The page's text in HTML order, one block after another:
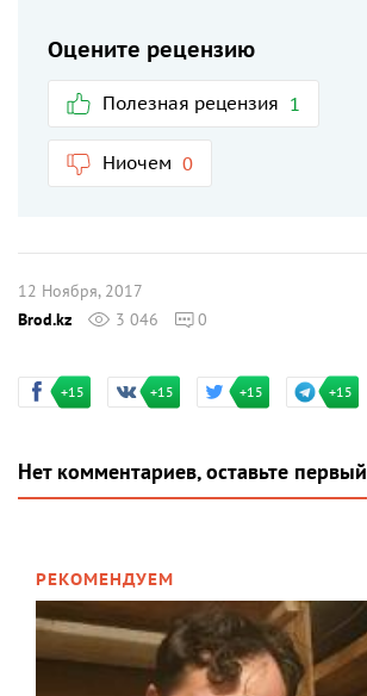
Оцените рецензию
Полезная рецензия 1
Ниочем 0
12 Ноября, 2017
Brod.kz
3 046 0
+15 +15 +15 +15
Нет комментариев, оставьте первый
РЕКОМЕНДУЕМ